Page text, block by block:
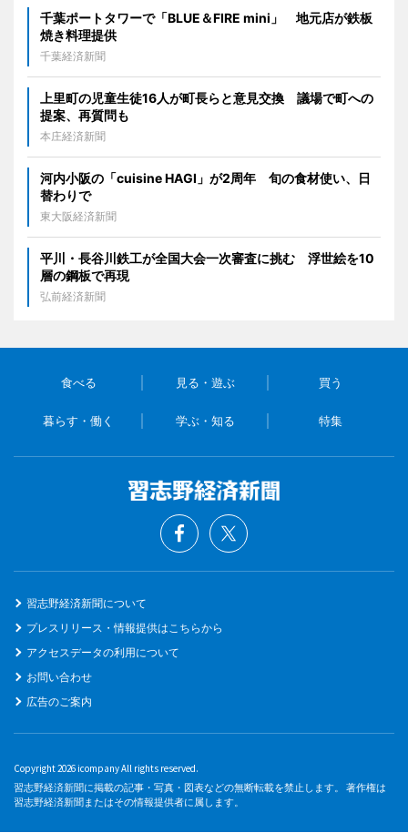
千葉ポートタワーで「BLUE＆FIRE mini」 地元店が鉄板
焼き料理提供
千葉経済新聞
上里町の児童生徒16人が町長らと意見交換 議場で町への
提案、再質問も
本庄経済新聞
河内小阪の「cuisine HAGI」が2周年 旬の食材使い、日
替わりで
東大阪経済新聞
平川・長谷川鉄工が全国大会一次審査に挑む 浮世絵を10
層の鋼板で再現
弘前経済新聞
食べる 見る・遊ぶ 買う
暮らす・働く 学ぶ・知る 特集
習志野経済新聞について
プレスリリース・情報提供はこちらから
アクセスデータの利用について
お問い合わせ
広告のご案内
Copyright 2026 icompany All rights reserved.
習志野経済新聞に掲載の記事・写真・図表などの無断転載を禁止します。 著作権は
習志野経済新聞またはその情報提供者に属します。